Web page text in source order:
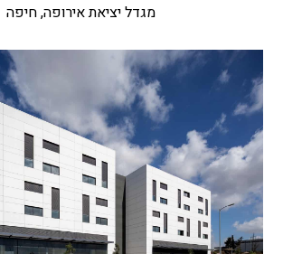
מגדל יציאת אירופה, חיפה